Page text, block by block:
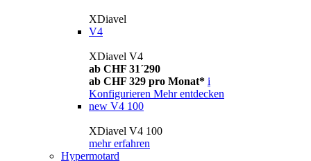
XDiavel
V4
XDiavel V4
ab CHF 31´290
ab CHF 329 pro Monat* i
Konfigurieren Mehr entdecken
new V4 100
XDiavel V4 100
mehr erfahren
Hypermotard